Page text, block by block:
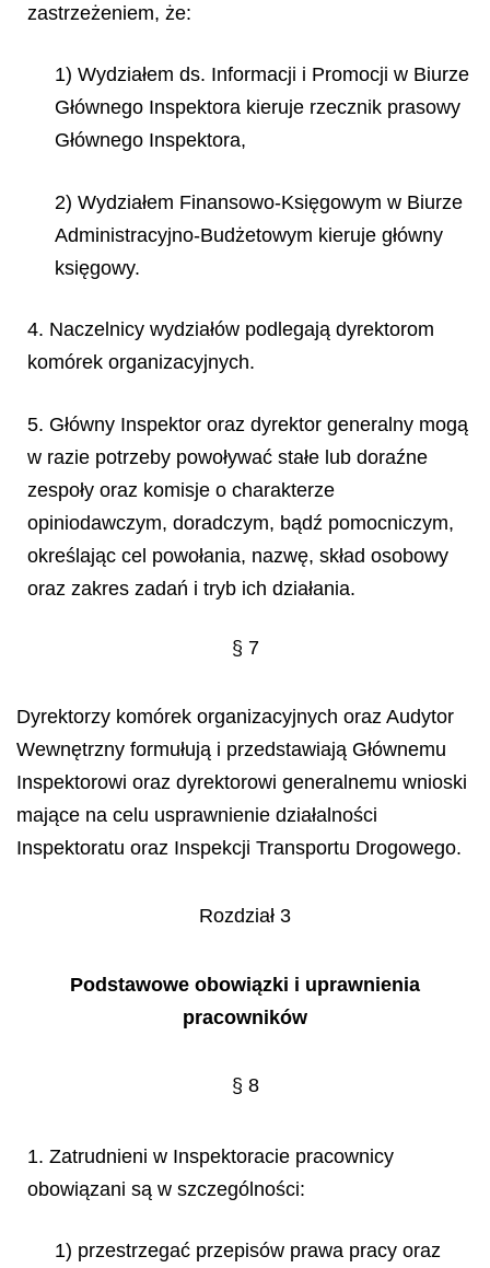
zastrzeżeniem, że:
1) Wydziałem ds. Informacji i Promocji w Biurze
Głównego Inspektora kieruje rzecznik prasowy
Głównego Inspektora,
2) Wydziałem Finansowo-Księgowym w Biurze
Administracyjno-Budżetowym kieruje główny
księgowy.
4. Naczelnicy wydziałów podlegają dyrektorom
komórek organizacyjnych.
5. Główny Inspektor oraz dyrektor generalny mogą
w razie potrzeby powoływać stałe lub doraźne
zespoły oraz komisje o charakterze
opiniodawczym, doradczym, bądź pomocniczym,
określając cel powołania, nazwę, skład osobowy
oraz zakres zadań i tryb ich działania.
§ 7
Dyrektorzy komórek organizacyjnych oraz Audytor
Wewnętrzny formułują i przedstawiają Głównemu
Inspektorowi oraz dyrektorowi generalnemu wnioski
mające na celu usprawnienie działalności
Inspektoratu oraz Inspekcji Transportu Drogowego.
Rozdział 3
Podstawowe obowiązki i uprawnienia
pracowników
§ 8
1. Zatrudnieni w Inspektoracie pracownicy
obowiązani są w szczególności:
1) przestrzegać przepisów prawa pracy oraz